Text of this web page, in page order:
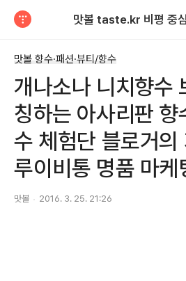
맛볼 향수·패션·뷰티/향수
개나소나 니치향수
칭하는 아사리판
수 체험단 블로거
루이비통 명품 마케
맛볼 2016. 3. 25. 21:26